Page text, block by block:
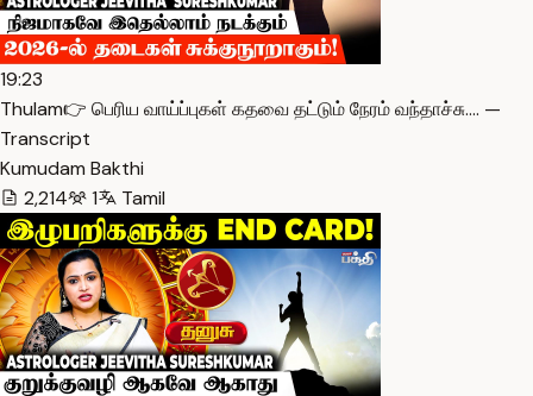
19:23
Thulam👉 பெரிய வாய்ப்புகள் கதவை தட்டும் நேரம் வந்தாச்சு.… —
Transcript
Kumudam Bakthi
2,214
1 Tamil